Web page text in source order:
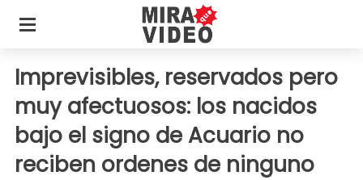
Imprevisibles, reservados pero
muy afectuosos: los nacidos
bajo el signo de Acuario no
reciben ordenes de ninguno